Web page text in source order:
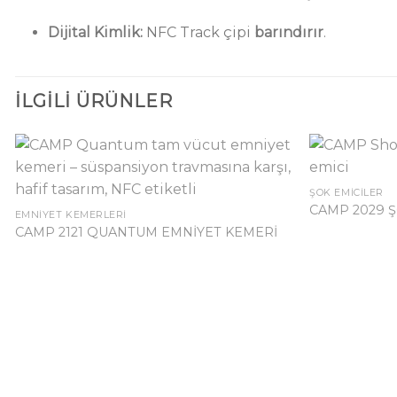
Dijital Kimlik:NFC Track çipi barındırır.
İLGILI ÜRÜNLER
EMNIYET KEMERLERI
CAMP 2121 QUANTUM EMNİYET KEMERİ
ŞOK EMICILER
CAMP 2029